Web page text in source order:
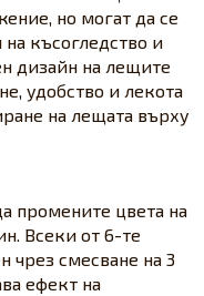
но могат да се
късогледство и
дизайн на лещите
удобство и лекота
на лещата върху
промените цвета на
Всеки от 6-те
чрез смесване на 3
ефект на